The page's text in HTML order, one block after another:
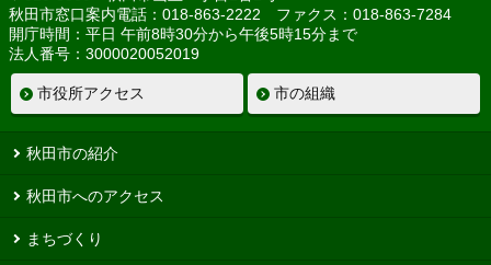
秋田市窓口案内電話：018-863-2222 ファクス：018-863-7284
開庁時間：平日 午前8時30分から午後5時15分まで
法人番号：3000020052019
市役所アクセス 市の組織
秋田市の紹介
秋田市へのアクセス
まちづくり